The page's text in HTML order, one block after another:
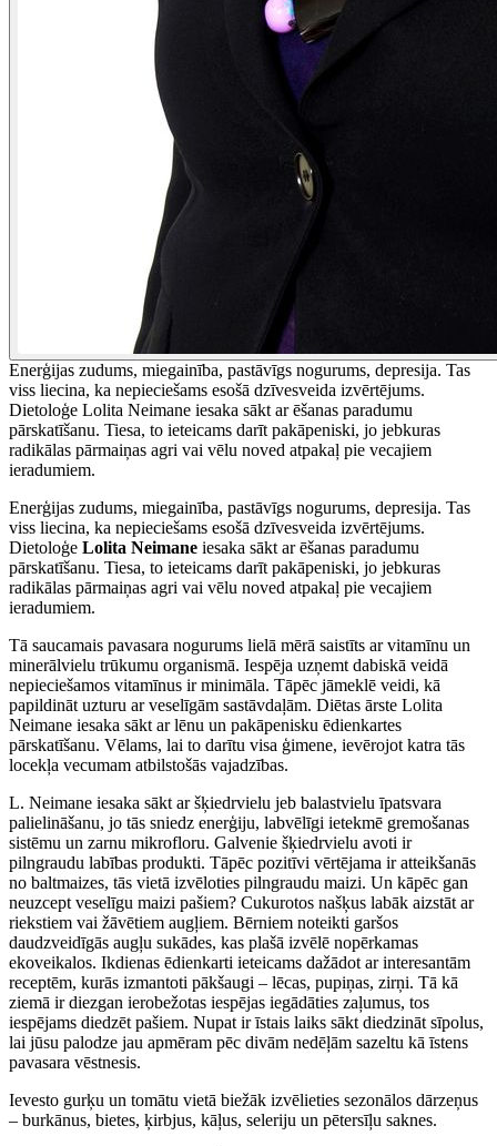
Enerģijas zudums, miegainība, pastāvīgs nogurums, depresija. Tas
viss liecina, ka nepieciešams esošā dzīvesveida izvērtējums.
Dietoloģe Lolita Neimane iesaka sākt ar ēšanas paradumu
pārskatīšanu. Tiesa, to ieteicams darīt pakāpeniski, jo jebkuras
radikālas pārmaiņas agri vai vēlu noved atpakaļ pie vecajiem
ieradumiem.
Enerģijas zudums, miegainība, pastāvīgs nogurums, depresija. Tas
viss liecina, ka nepieciešams esošā dzīvesveida izvērtējums.
Dietoloģe Lolita Neimane iesaka sākt ar ēšanas paradumu
pārskatīšanu. Tiesa, to ieteicams darīt pakāpeniski, jo jebkuras
radikālas pārmaiņas agri vai vēlu noved atpakaļ pie vecajiem
ieradumiem.
Tā saucamais pavasara nogurums lielā mērā saistīts ar vitamīnu un
minerālvielu trūkumu organismā. Iespēja uzņemt dabiskā veidā
nepieciešamos vitamīnus ir minimāla. Tāpēc jāmeklē veidi, kā
papildināt uzturu ar veselīgām sastāvdaļām. Diētas ārste Lolita
Neimane iesaka sākt ar lēnu un pakāpenisku ēdienkartes
pārskatīšanu. Vēlams, lai to darītu visa ģimene, ievērojot katra tās
locekļa vecumam atbilstošās vajadzības.
L. Neimane iesaka sākt ar šķiedrvielu jeb balastvielu īpatsvara
palielināšanu, jo tās sniedz enerģiju, labvēlīgi ietekmē gremošanas
sistēmu un zarnu mikrofloru. Galvenie šķiedrvielu avoti ir
pilngraudu labības produkti. Tāpēc pozitīvi vērtējama ir atteikšanās
no baltmaizes, tās vietā izvēloties pilngraudu maizi. Un kāpēc gan
neuzcept veselīgu maizi pašiem? Cukurotos našķus labāk aizstāt ar
riekstiem vai žāvētiem augļiem. Bērniem noteikti garšos
daudzveidīgās augļu sukādes, kas plašā izvēlē nopērkamas
ekoveikalos. Ikdienas ēdienkarti ieteicams dažādot ar interesantām
receptēm, kurās izmantoti pākšaugi – lēcas, pupiņas, zirņi. Tā kā
ziemā ir diezgan ierobežotas iespējas iegādāties zaļumus, tos
iespējams diedzēt pašiem. Nupat ir īstais laiks sākt diedzināt sīpolus,
lai jūsu palodze jau apmēram pēc divām nedēļām sazeltu kā īstens
pavasara vēstnesis.
Ievesto gurķu un tomātu vietā biežāk izvēlieties sezonālos dārzeņus
– burkānus, bietes, ķirbjus, kāļus, seleriju un pētersīļu saknes.